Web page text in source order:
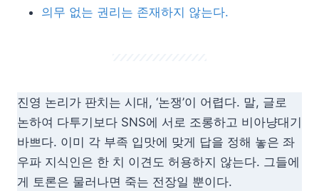
의무 없는 권리는 존재하지 않는다.
진영 논리가 판치는 시대, ‘논쟁’이 어렵다. 말, 글로
논하여 다투기보다 SNS에 서로 조롱하고 비아냥대기
바쁘다. 이미 각 부족 입맛에 맞게 답을 정해 놓은 좌
우파 지식인은 한 치 이견도 허용하지 않는다. 그들에
게 토론은 물러나면 죽는 전장일 뿐이다.